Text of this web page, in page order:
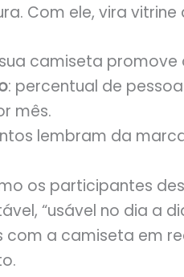
Com ele, vira vitrine
camiseta
: percentual de
mês.
lembram da
os participantes
“usável no dia a
com a camiseta em